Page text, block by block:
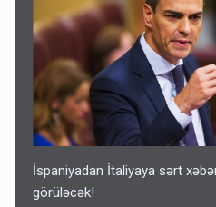
İspaniyadan İtaliyaya sərt
görüləcək!